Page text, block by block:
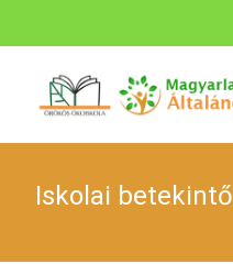
Iskolai betekintő